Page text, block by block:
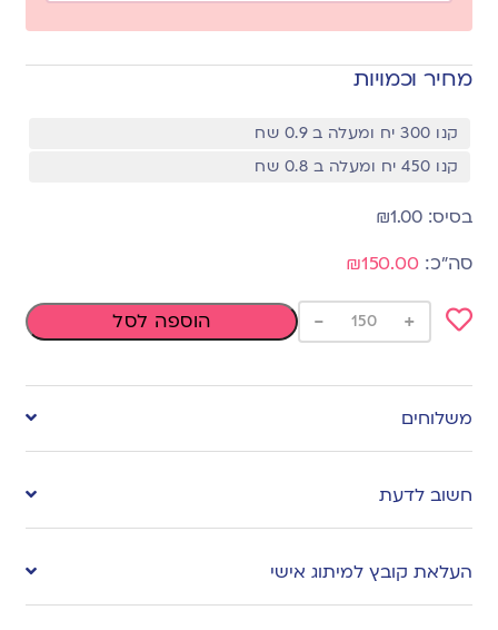
מחיר וכמויות
קנו 300 יח ומעלה ב 0.9 שח
קנו 450 יח ומעלה ב 0.8 שח
₪1.00
₪150.00
to
wishlist
+
- הוספה לסל
משלוחים
חשוב לדעת
העלאת קובץ למיתוג אישי